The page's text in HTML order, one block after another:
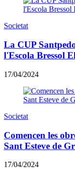
Societat
La CUP
l'Escola Bressol
17/04/2024
Societat
Comencen les
Sant Esteve de
17/04/2024